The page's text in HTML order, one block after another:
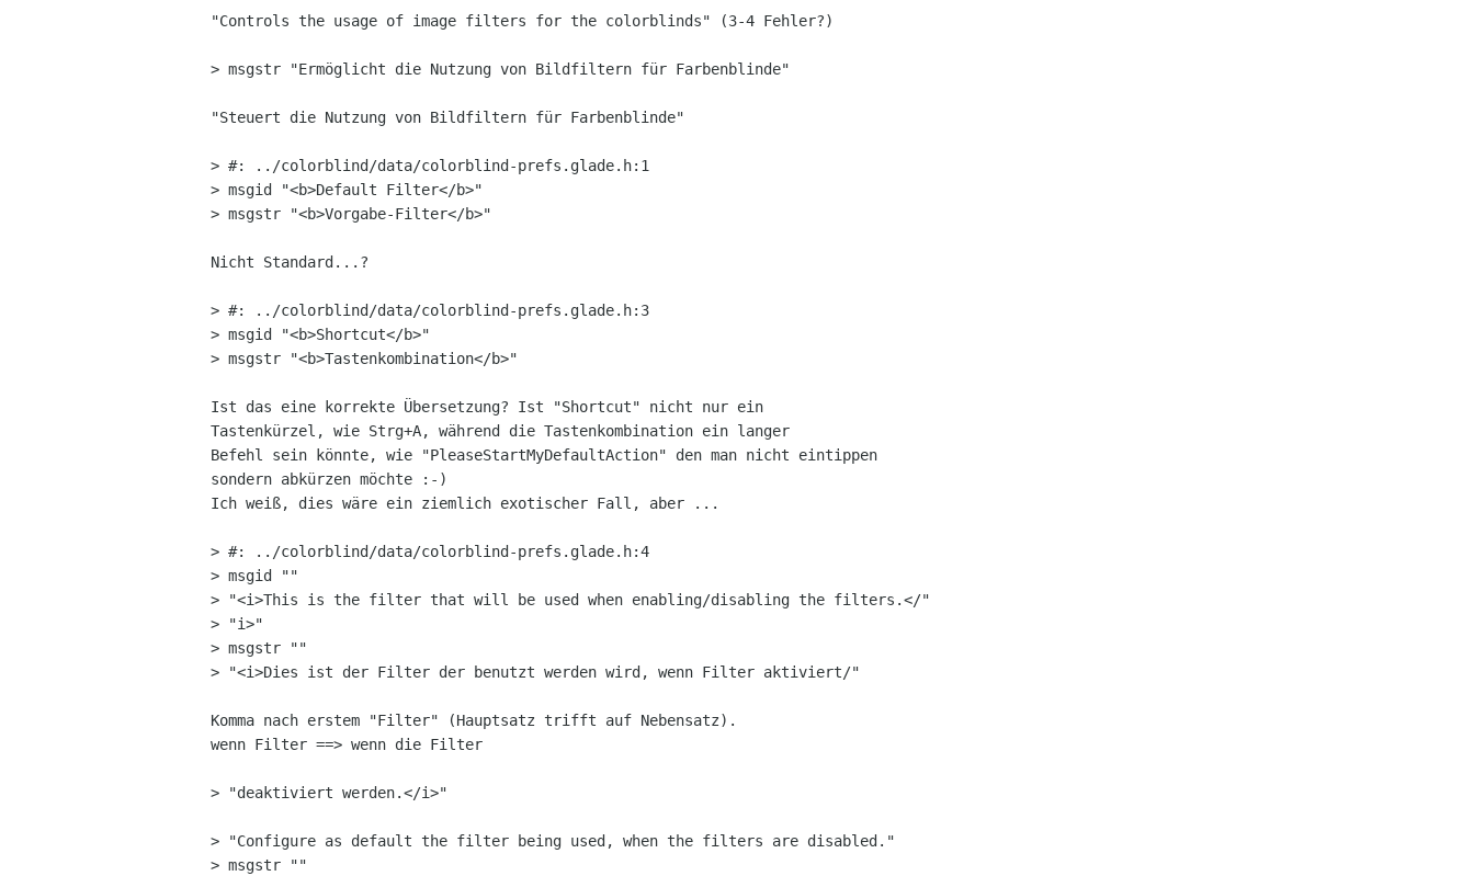
"Controls the usage of image filters for the colorblinds" (3-4 Fehler?)
> msgstr "Ermöglicht die Nutzung von Bildfiltern für Farbenblinde"
"Steuert die Nutzung von Bildfiltern für Farbenblinde"
> #: ../colorblind/data/colorblind-prefs.glade.h:1
> msgid "<b>Default Filter</b>"
> msgstr "<b>Vorgabe-Filter</b>"
Nicht Standard...?
> #: ../colorblind/data/colorblind-prefs.glade.h:3
> msgid "<b>Shortcut</b>"
> msgstr "<b>Tastenkombination</b>"
Ist das eine korrekte Übersetzung? Ist "Shortcut" nicht nur ein
Tastenkürzel, wie Strg+A, während die Tastenkombination ein langer
Befehl sein könnte, wie "PleaseStartMyDefaultAction" den man nicht eintippen
sondern abkürzen möchte :-)
Ich weiß, dies wäre ein ziemlich exotischer Fall, aber ...
> #: ../colorblind/data/colorblind-prefs.glade.h:4
> msgid ""
> "<i>This is the filter that will be used when enabling/disabling the filters.</"
> "i>"
> msgstr ""
> "<i>Dies ist der Filter der benutzt werden wird, wenn Filter aktiviert/"
Komma nach erstem "Filter" (Hauptsatz trifft auf Nebensatz).
wenn Filter ==> wenn die Filter
> "deaktiviert werden.</i>"
> "Configure as default the filter being used, when the filters are disabled."
> msgstr ""